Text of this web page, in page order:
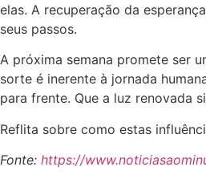
elas. A recuperação da
seus passos.
A próxima semana promete ser
sorte é inerente à jornada
para frente. Que a luz renovada
Reflita sobre como estas
Fonte: https://